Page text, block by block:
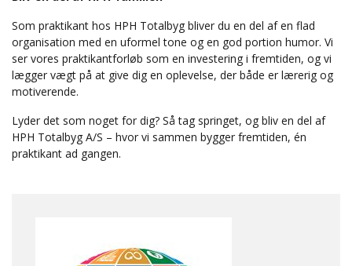
Som praktikant hos HPH Totalbyg bliver du en del af en flad
organisation med en uformel tone og en god portion humor. Vi
ser vores praktikantforløb som en investering i fremtiden, og vi
lægger vægt på at give dig en oplevelse, der både er lærerig og
motiverende.
Lyder det som noget for dig? Så tag springet, og bliv en del af
HPH Totalbyg A/S – hvor vi sammen bygger fremtiden, én
praktikant ad gangen.